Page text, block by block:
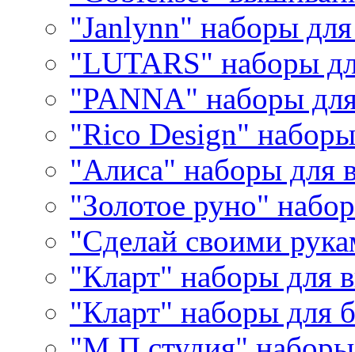
"Janlynn" наборы
"LUTARS" наборы
"PANNA" наборы
"Rico Design"
"Алиса" наборы для
"Золотое руно"
"Сделай своими
"Кларт" наборы для
"Кларт" наборы для